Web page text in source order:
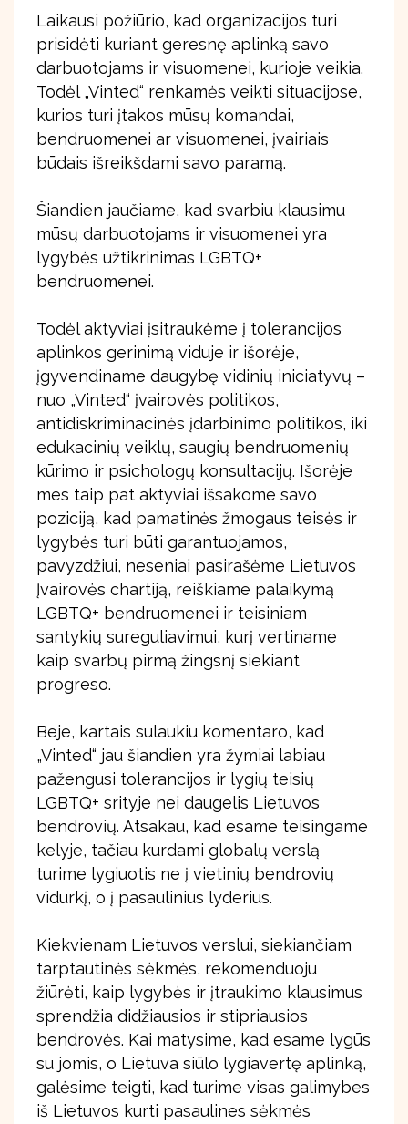
Laikausi požiūrio, kad organizacijos turi
prisidėti kuriant geresnę aplinką savo
darbuotojams ir visuomenei, kurioje veikia.
Todėl „Vinted“ renkamės veikti situacijose,
kurios turi įtakos mūsų komandai,
bendruomenei ar visuomenei, įvairiais
būdais išreikšdami savo paramą.
Šiandien jaučiame, kad svarbiu klausimu
mūsų darbuotojams ir visuomenei yra
lygybės užtikrinimas LGBTQ+
bendruomenei.
Todėl aktyviai įsitraukėme į tolerancijos
aplinkos gerinimą viduje ir išorėje,
įgyvendiname daugybę vidinių iniciatyvų –
nuo „Vinted“ įvairovės politikos,
antidiskriminacinės įdarbinimo politikos, iki
edukacinių veiklų, saugių bendruomenių
kūrimo ir psichologų konsultacijų. Išorėje
mes taip pat aktyviai išsakome savo
poziciją, kad pamatinės žmogaus teisės ir
lygybės turi būti garantuojamos,
pavyzdžiui, neseniai pasirašėme Lietuvos
Įvairovės chartiją, reiškiame palaikymą
LGBTQ+ bendruomenei ir teisiniam
santykių sureguliavimui, kurį vertiname
kaip svarbų pirmą žingsnį siekiant
progreso.
Beje, kartais sulaukiu komentaro, kad
„Vinted“ jau šiandien yra žymiai labiau
pažengusi tolerancijos ir lygių teisių
LGBTQ+ srityje nei daugelis Lietuvos
bendrovių. Atsakau, kad esame teisingame
kelyje, tačiau kurdami globalų verslą
turime lygiuotis ne į vietinių bendrovių
vidurkį, o į pasaulinius lyderius.
Kiekvienam Lietuvos verslui, siekiančiam
tarptautinės sėkmės, rekomenduoju
žiūrėti, kaip lygybės ir įtraukimo klausimus
sprendžia didžiausios ir stipriausios
bendrovės. Kai matysime, kad esame lygūs
su jomis, o Lietuva siūlo lygiavertę aplinką,
galėsime teigti, kad turime visas galimybes
iš Lietuvos kurti pasaulines sėkmės